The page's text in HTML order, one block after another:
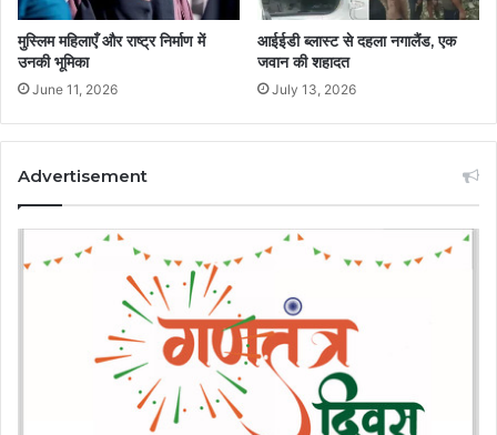
मुस्लिम महिलाएँ और राष्ट्र निर्माण में
उनकी भूमिका
June 11, 2026
आईईडी ब्लास्ट से दहला नगालैंड, एक
जवान की शहादत
July 13, 2026
Advertisement